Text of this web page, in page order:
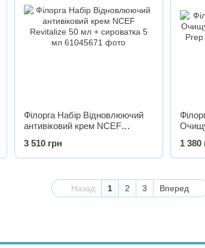
Філорга Набір Відновлюючий
антивіковий крем NCEF
мл
3 510 грн 1 380
Назад 1 2 3 Вперед